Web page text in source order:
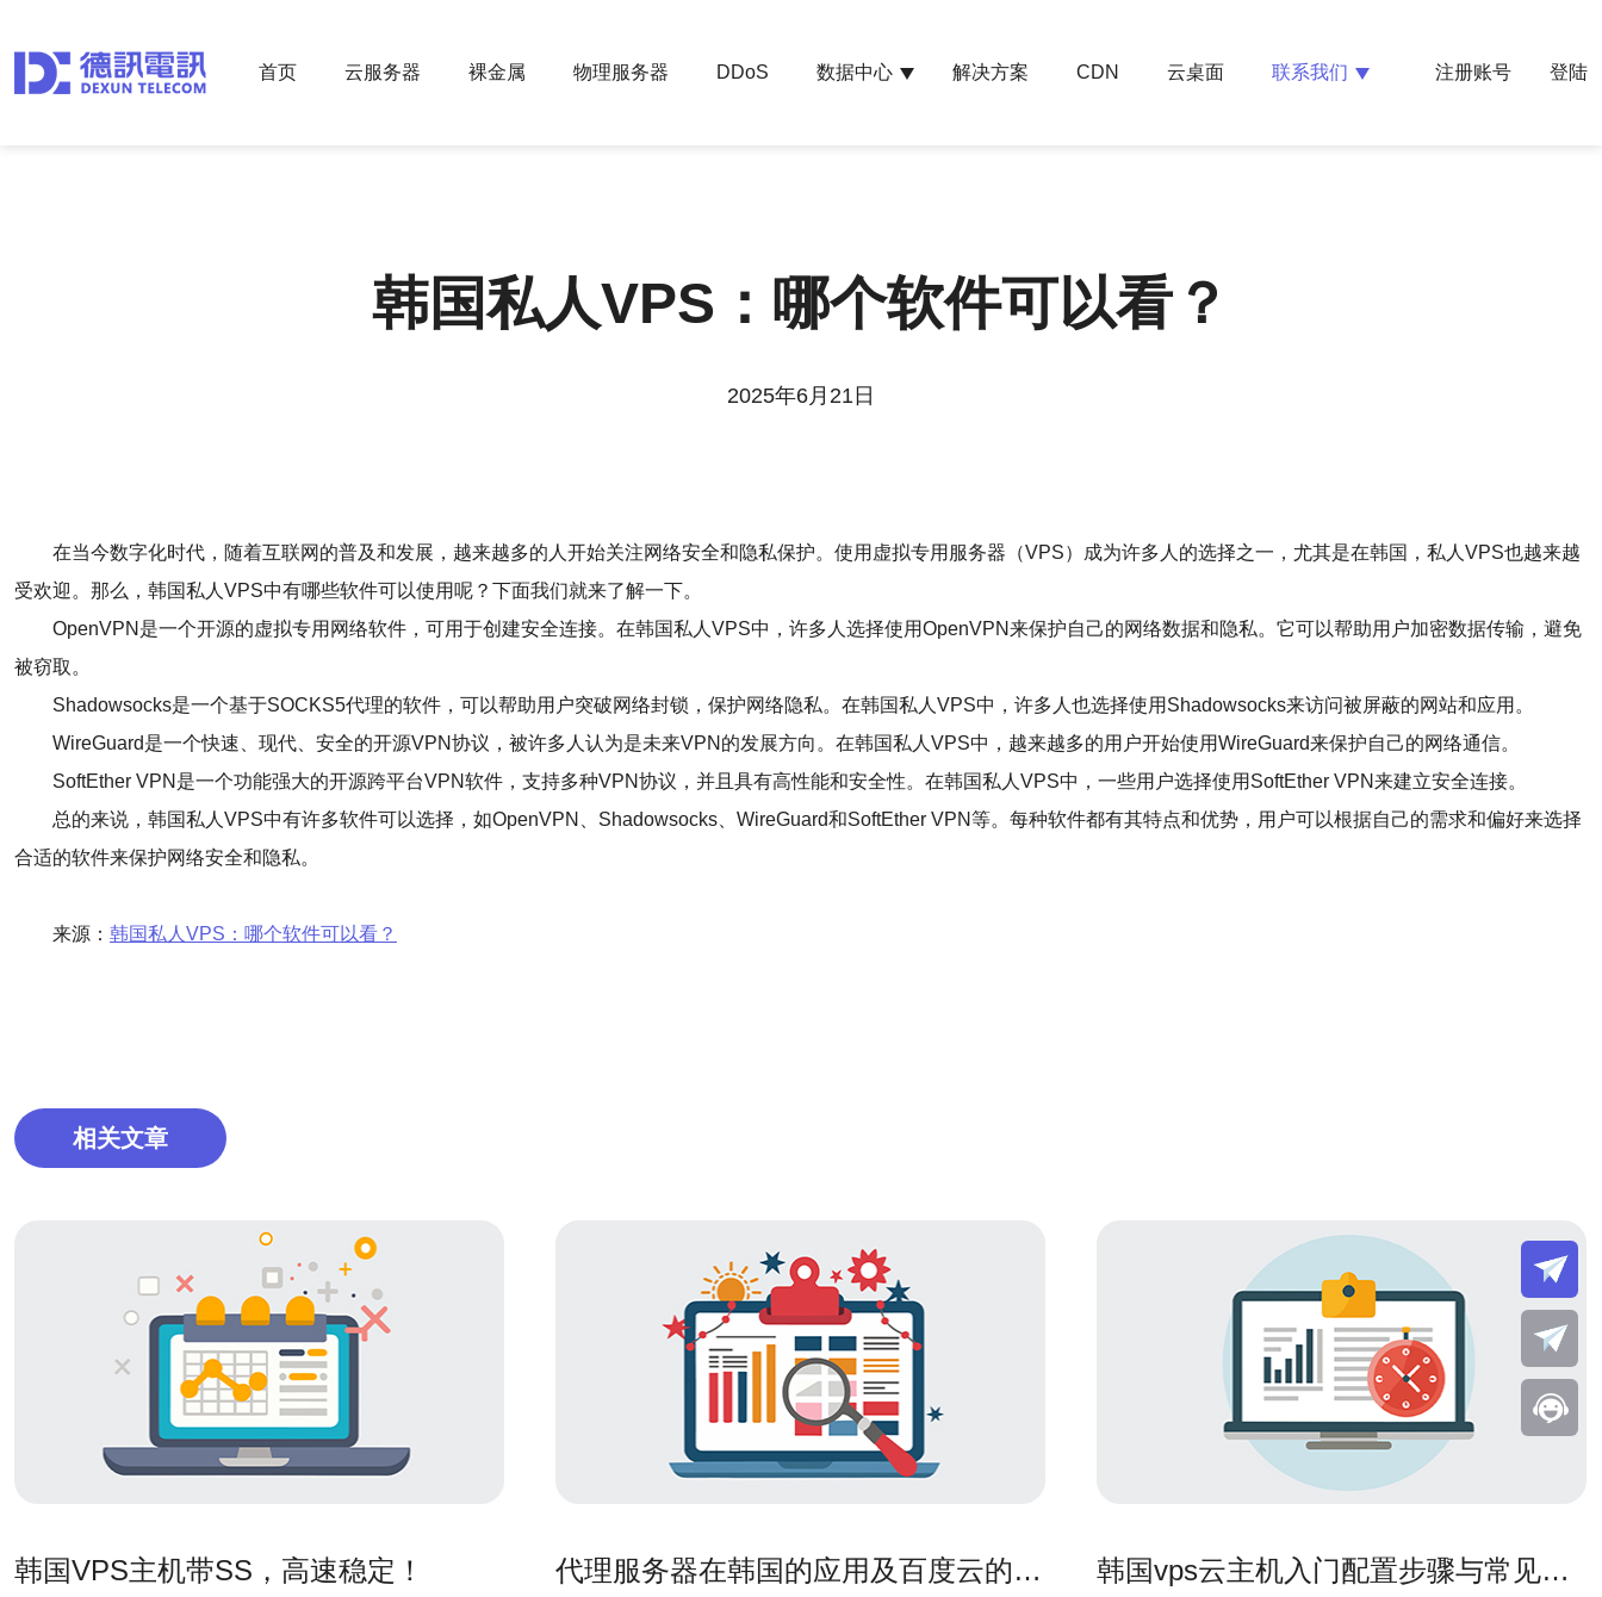
首页 云服务器 裸金属 物理服务器 DDoS 数据中心 解决方案 CDN 云桌面 联系我们 注册账号 登陆
韩国私人VPS：哪个软件可以看？
2025年6月21日
在当今数字化时代，随着互联网的普及和发展，越来越多的人开始关注网络安全和隐私保护。使用虚拟专用服务器（VPS）成为许多人的选择之一，尤其是在韩国，私人VPS也越来越
受欢迎。那么，韩国私人VPS中有哪些软件可以使用呢？下面我们就来了解一下。
OpenVPN是一个开源的虚拟专用网络软件，可用于创建安全连接。在韩国私人VPS中，许多人选择使用OpenVPN来保护自己的网络数据和隐私。它可以帮助用户加密数据传输，避免
被窃取。
Shadowsocks是一个基于SOCKS5代理的软件，可以帮助用户突破网络封锁，保护网络隐私。在韩国私人VPS中，许多人也选择使用Shadowsocks来访问被屏蔽的网站和应用。
WireGuard是一个快速、现代、安全的开源VPN协议，被许多人认为是未来VPN的发展方向。在韩国私人VPS中，越来越多的用户开始使用WireGuard来保护自己的网络通信。
SoftEther VPN是一个功能强大的开源跨平台VPN软件，支持多种VPN协议，并且具有高性能和安全性。在韩国私人VPS中，一些用户选择使用SoftEther VPN来建立安全连接。
总的来说，韩国私人VPS中有许多软件可以选择，如OpenVPN、Shadowsocks、WireGuard和SoftEther VPN等。每种软件都有其特点和优势，用户可以根据自己的需求和偏好来选择
合适的软件来保护网络安全和隐私。
来源： 韩国私人VPS：哪个软件可以看？
相关文章
韩国VPS主机带SS，高速稳定！
代理服务器在韩国的应用及百度云的比
韩国vps云主机入门配置步骤与常见误